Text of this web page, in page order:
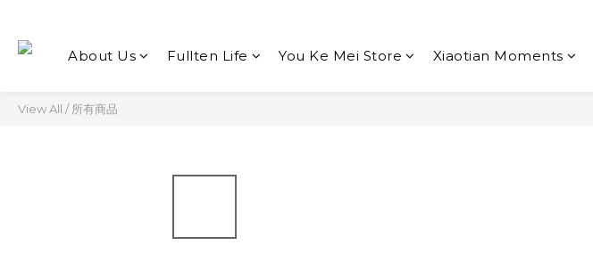
About Us Fullten Life You Ke Mei Store Xiaotian Moments
View All /所有商品